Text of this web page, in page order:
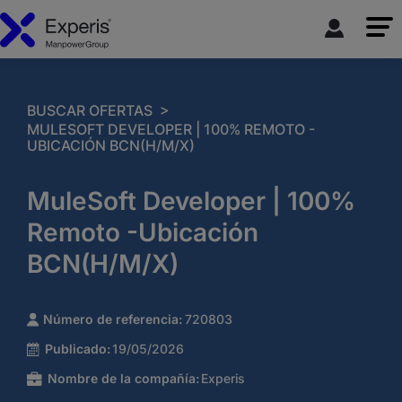
BUSCAR OFERTAS >
MULESOFT DEVELOPER | 100% REMOTO -
UBICACIÓN BCN(H/M/X)
MuleSoft Developer | 100%
Remoto -Ubicación
BCN(H/M/X)
Número de referencia: 720803
Publicado: 19/05/2026
Nombre de la compañía: Experis